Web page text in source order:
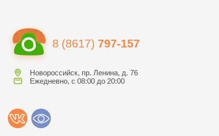
8 (8617) 797-157
Новороссийск, пр. Ленина, д. 76
Ежедневно, с 08:00 до 20:00